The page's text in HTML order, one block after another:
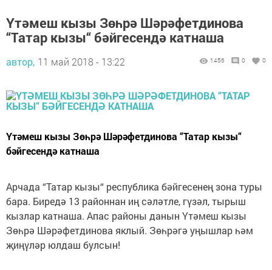
Үтәмеш кызы Зөһрә Шәрәфетдинова
“Татар кызы“ бәйгесендә катнаша
автор, 11 май 2018 - 13:22 1456 0 0
Үтәмеш кызы Зөһрә Шәрәфетдинова “Татар кызы“
бәйгесендә катнаша
Арчада “Татар кызы“ республика бәйгесенең зона туры
бара. Биредә 13 районнан иң сәләтле, гүзәл, тырыш
кызлар катнаша. Апас районы данын Үтәмеш кызы
Зөһрә Шәрәфетдинова яклый. Зөһрәгә уңышлар һәм
җиңүләр юлдаш булсын!